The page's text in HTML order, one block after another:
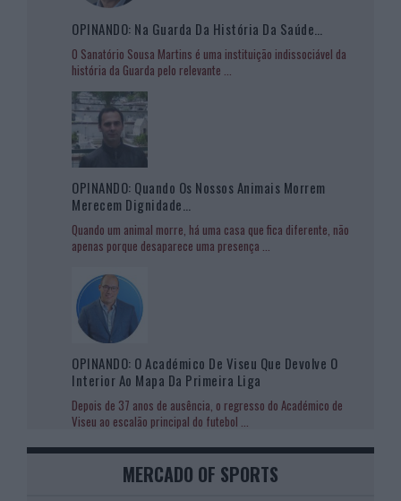
OPINANDO: Na Guarda Da História Da Saúde…
O Sanatório Sousa Martins é uma instituição indissociável da
história da Guarda pelo relevante ...
OPINANDO: Quando Os Nossos Animais Morrem
Merecem Dignidade…
Quando um animal morre, há uma casa que fica diferente, não
apenas porque desaparece uma presença ...
OPINANDO: O Académico De Viseu Que Devolve O
Interior Ao Mapa Da Primeira Liga
Depois de 37 anos de ausência, o regresso do Académico de
Viseu ao escalão principal do futebol ...
MERCADO OF SPORTS